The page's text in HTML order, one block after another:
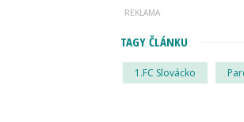
TAGY ČLÁNKU
1.FC Slovácko